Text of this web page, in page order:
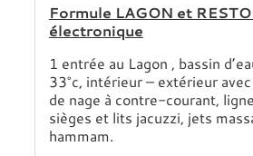
Formule LAGON et
électronique
1 entrée au Lagon , bassin
33°c, intérieur – extérieur
de nage à contre-courant,
sièges et lits jacuzzi, jets
hammam.